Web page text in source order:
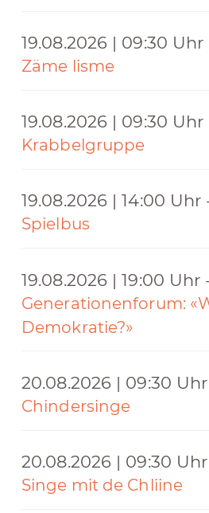
19.08.2026 | 09:30 Uhr
Zäme lisme
19.08.2026 | 09:30 Uhr
Krabbelgruppe
19.08.2026 | 14:00 Uhr
Spielbus
19.08.2026 | 19:00 Uhr
Generationenforum:
Demokratie?»
20.08.2026 | 09:30
Chindersinge
20.08.2026 | 09:30
Singe mit de Chliine